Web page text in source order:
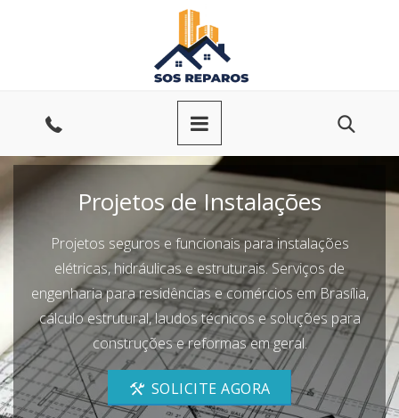
em
contato
Projetos de Instalações
Projetos seguros e funcionais para instalações
elétricas, hidráulicas e estruturais. Serviços de
engenharia para residências e comércios em Brasília,
cálculo estrutural, laudos técnicos e soluções para
construções e reformas em geral.
SOLICITE AGORA